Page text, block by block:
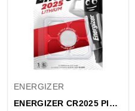
ENERGIZER
ENERGIZER CR2025 PILE